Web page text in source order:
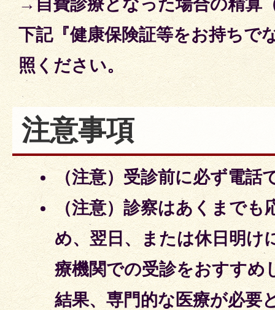
→自費診療となった場合の精算
下記『健康保険証等をお持ちで
照ください。
注意事項
（注意）受診前に必ず電
（注意）診察はあくまでも
め、翌日、または休日明け
療機関での受診をおすすめ
結果、専門的な医療が必要